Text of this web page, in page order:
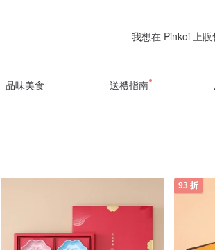
我想在 Pinkoi 上販
品味美食 送禮指南
93 折